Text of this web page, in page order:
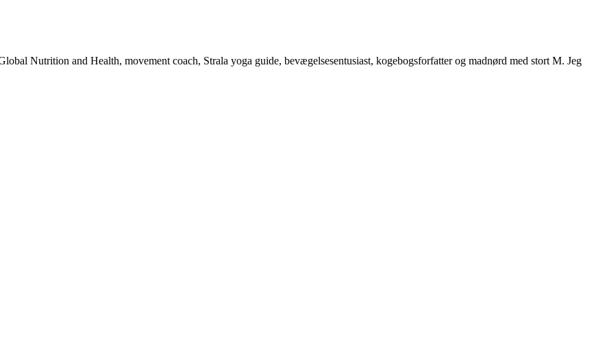
Nutrition and Health, movement coach, Strala yoga guide, bevægelsesentusiast, kogebogsforfatter og madnørd med stort M. Jeg